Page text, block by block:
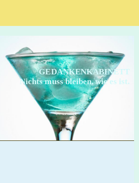
GEDANKENKABINETT
Nichts muss bleiben, wie es ist.